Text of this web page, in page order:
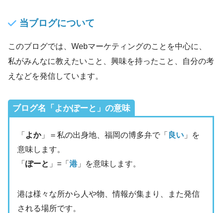
当ブログについて
このブログでは、Webマーケティングのことを中心に、
私がみんなに教えたいこと、興味を持ったこと、自分の考
えなどを発信しています。
ブログ名「よかぽーと」の意味
「 よか」＝私の出身地、福岡の博多弁で「 良い 」を
意味します。
「 ぽーと 」=「 港」を意味します。
港は様々な所から人や物、情報が集まり、また発信
される場所です。